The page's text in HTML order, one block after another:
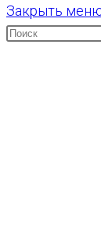
Закрыть